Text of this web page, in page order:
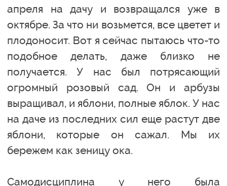
апреля на дачу и возвращался уже в
октябре. За что ни возьмется, все цветет и
плодоносит. Вот я сейчас пытаюсь что-то
подобное делать, даже близко не
получается. У нас был потрясающий
огромный розовый сад. Он и арбузы
выращивал, и яблони, полные яблок. У нас
на даче из последних сил еще растут две
яблони, которые он сажал. Мы их
бережем как зеницу ока.
Самодисциплина у него была